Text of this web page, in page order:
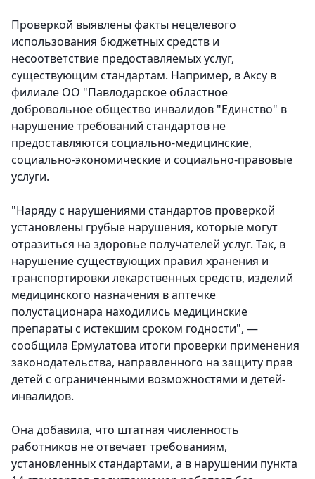
Проверкой выявлены факты нецелевого
использования бюджетных средств и
несоответствие предоставляемых услуг,
существующим стандартам. Например, в Аксу в
филиале ОО "Павлодарское областное
добровольное общество инвалидов "Единство" в
нарушение требований стандартов не
предоставляются социально-медицинские,
социально-экономические и социально-правовые
услуги.
"Наряду с нарушениями стандартов проверкой
установлены грубые нарушения, которые могут
отразиться на здоровье получателей услуг. Так, в
нарушение существующих правил хранения и
транспортировки лекарственных средств, изделий
медицинского назначения в аптечке
полустационара находились медицинские
препараты с истекшим сроком годности", —
сообщила Ермулатова итоги проверки применения
законодательства, направленного на защиту прав
детей с ограниченными возможностями и детей-
инвалидов.
Она добавила, что штатная численность
работников не отвечает требованиям,
установленных стандартами, а в нарушении пункта